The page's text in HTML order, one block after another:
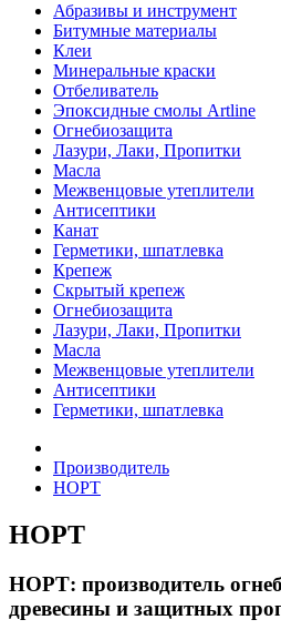
Абразивы и инструмент
Битумные материалы
Клеи
Минеральные краски
Отбеливатель
Эпоксидные смолы Artline
Огнебиозащита
Лазури, Лаки, Пропитки
Масла
Межвенцовые утеплители
Антисептики
Канат
Герметики, шпатлевка
Крепеж
Скрытый крепеж
Огнебиозащита
Лазури, Лаки, Пропитки
Масла
Межвенцовые утеплители
Антисептики
Герметики, шпатлевка
Производитель
НОРТ
НОРТ
НОРТ: производитель
древесины и защитных